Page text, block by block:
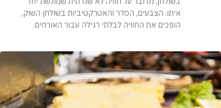
איתו. הצבעים, הסדר והאטרקטיביות בשולחן השוק,
הופכים את החוויה לבלתי רגילה עבור האורחים.